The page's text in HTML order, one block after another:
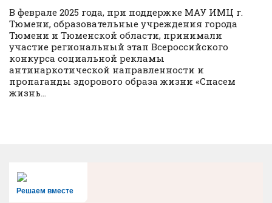
В феврале 2025 года, при поддержке МАУ ИМЦ г.
Тюмени, образовательные учреждения города
Тюмени и Тюменской области, принимали
участие региональный этап Всероссийского
конкурса социальной рекламы
антинаркотической направленности и
пропаганды здорового образа жизни «Спасем
жизнь...
Решаем вместе